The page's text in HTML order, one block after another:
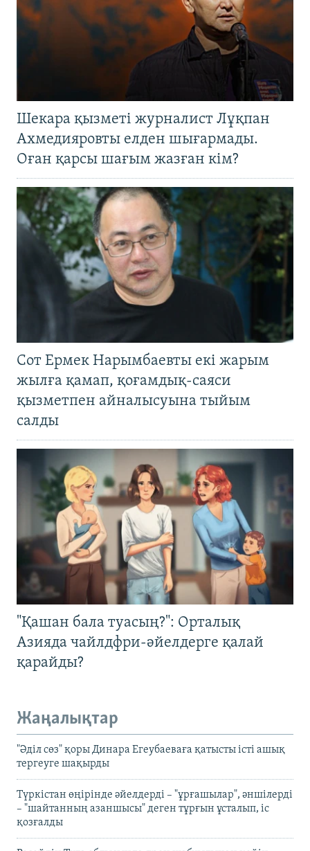
Шекара қызметі журналист Лұқпан
Ахмедияровты елден шығармады.
Оған қарсы шағым жазған кім?
Сот Ермек Нарымбаевты екі жарым
жылға қамап, қоғамдық-саяси
қызметпен айналысуына тыйым
салды
"Қашан бала туасың?": Орталық
Азияда чайлдфри-әйелдерге қалай
қарайды?
Жаңалықтар
"Әділ сөз" қоры Динара Егеубаеваға қатысты істі ашық
тергеуге шақырды
Түркістан өңірінде әйелдерді – "ұрғашылар", әншілерді
– "шайтанның азаншысы" деген тұрғын ұсталып, іс
қозғалды